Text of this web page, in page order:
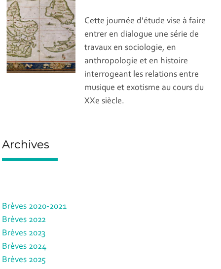
Cette journée d'étude vise à faire
entrer en dialogue une série de
travaux en sociologie, en
anthropologie et en histoire
interrogeant les relations entre
musique et exotisme au cours du
XXe siècle.
Archives
Brèves 2020-2021
Brèves 2022
Brèves 2023
Brèves 2024
Brèves 2025